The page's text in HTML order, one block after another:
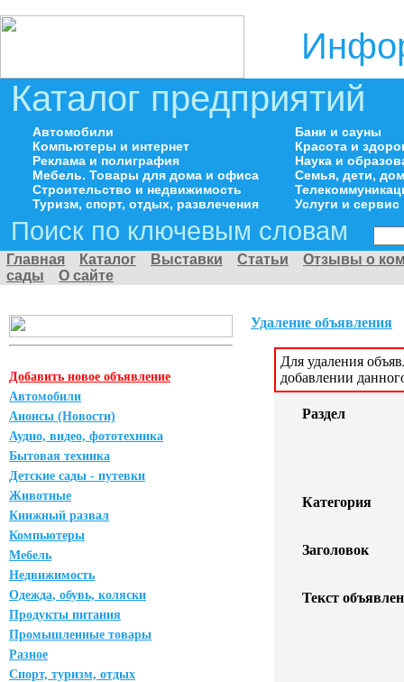
Каталог предприятий
Автомобили
Компьютеры и интернет
Реклама и полиграфия
Мебель. Товары для дома и офиса
Строительство и недвижимость
Туризм, спорт, отдых, развлечения
Бани и сауны
Красота и
Наука и
Семья, дети,
Услуги и сервис
Поиск по ключевым словам
Главная Каталог Выставки Статьи
Отзывы о
сады
О сайте
Добавить новое объявление
Автомобили
Анонсы (Новости)
Аудио, видео, фототехника
Бытовая техника
Детские сады - путевки
Животные
Книжный развал
Компьютеры
Мебель
Недвижимость
Одежда, обувь, коляски
Продукты питания
Промышленные товары
Разное
Спорт, туризм, отдых
Удаление объявления
Для удаления
добавлении
Раздел
Категория
Заголовок
Текст